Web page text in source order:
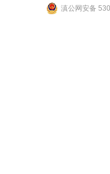
滇公网安备